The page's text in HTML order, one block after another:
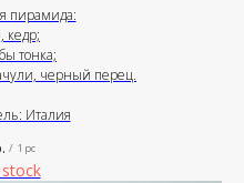
пирамида:
кедр;
тонка;
черный перец.
Италия
/ 1 pc